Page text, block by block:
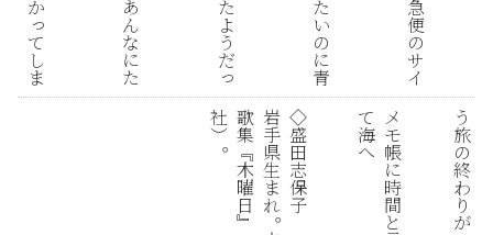
急
便
の
サ
イ
た
い
の
に
青
た
よ
う
だ
っ
あ
ん
な
に
た
か
っ
て
し
ま
う
旅
の
終
わ
り
が
メ
モ
帳
に
時
間
と
て
海
へ
◇
盛
田
志
保
子
岩
手
県
生
ま
れ。
歌
集
﹃
木
曜
日
﹄
社
︶。